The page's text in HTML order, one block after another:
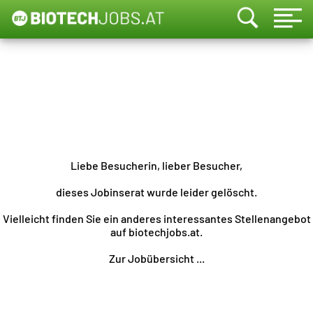
Liebe Besucherin, lieber Besucher,
dieses Jobinserat wurde leider gelöscht.
Vielleicht finden Sie ein anderes interessantes Stellenangebot
auf biotechjobs.at.
Zur Jobübersicht ...